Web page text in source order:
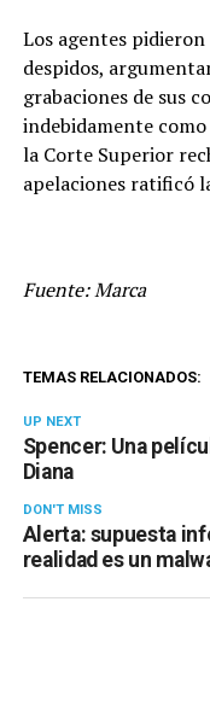
Los agentes
despidos,
grabaciones de sus
indebidamente como
la Corte Superior
apelaciones ratificó
Fuente: Marca
TEMAS RELACIONADOS:
UP NEXT
Spencer: Una
Diana
DON'T MISS
Alerta: supuesta
realidad es un